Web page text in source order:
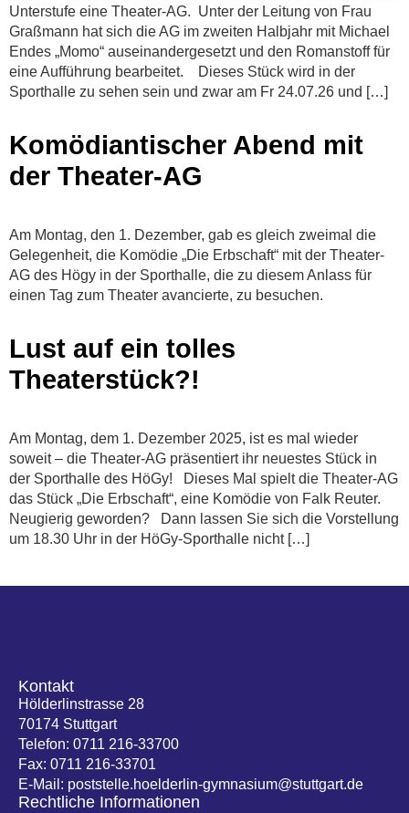
Unterstufe eine Theater-AG. Unter der Leitung von Frau
Graßmann hat sich die AG im zweiten Halbjahr mit Michael
Endes „Momo“ auseinandergesetzt und den Romanstoff für
eine Aufführung bearbeitet. Dieses Stück wird in der
Sporthalle zu sehen sein und zwar am Fr 24.07.26 und […]
Komödiantischer Abend mit
der Theater-AG
Am Montag, den 1. Dezember, gab es gleich zweimal die
Gelegenheit, die Komödie „Die Erbschaft“ mit der Theater-
AG des Högy in der Sporthalle, die zu diesem Anlass für
einen Tag zum Theater avancierte, zu besuchen.
Lust auf ein tolles
Theaterstück?!
Am Montag, dem 1. Dezember 2025, ist es mal wieder
soweit – die Theater-AG präsentiert ihr neuestes Stück in
der Sporthalle des HöGy! Dieses Mal spielt die Theater-AG
das Stück „Die Erbschaft“, eine Komödie von Falk Reuter.
Neugierig geworden? Dann lassen Sie sich die Vorstellung
um 18.30 Uhr in der HöGy-Sporthalle nicht […]
Kontakt
Hölderlinstrasse 28
70174 Stuttgart
Telefon: 0711 216-33700
Fax: 0711 216-33701
E-Mail: poststelle.hoelderlin-gymnasium@stuttgart.de
Rechtliche Informationen